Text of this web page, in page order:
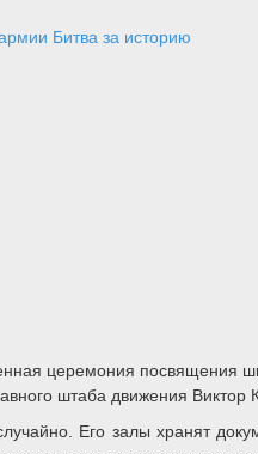
Битва за историю
церемония посвящения
штаба движения Виктор
Его залы хранят